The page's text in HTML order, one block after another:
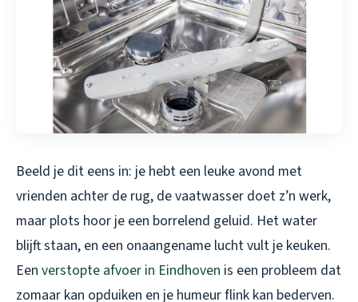
Beeld je dit eens in: je hebt een leuke avond met
vrienden achter de rug, de vaatwasser doet z’n werk,
maar plots hoor je een borrelend geluid. Het water
blijft staan, en een onaangename lucht vult je keuken.
Een verstopte afvoer in Eindhoven is een probleem dat
zomaar kan opduiken en je humeur flink kan bederven.